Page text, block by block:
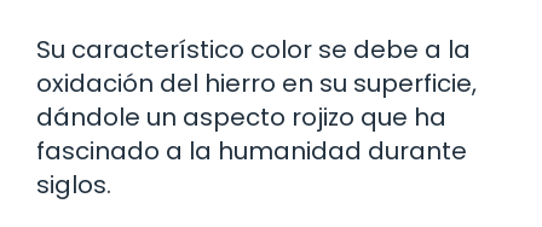
Su característico color se debe a la
oxidación del hierro en su superficie,
dándole un aspecto rojizo que ha
fascinado a la humanidad durante
siglos.